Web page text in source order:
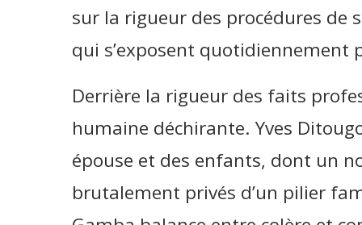
sur la rigueur des procédures de
qui s’exposent quotidiennement
Derrière la rigueur des faits
humaine déchirante. Yves
épouse et des enfants, dont un
brutalement privés d’un pilier